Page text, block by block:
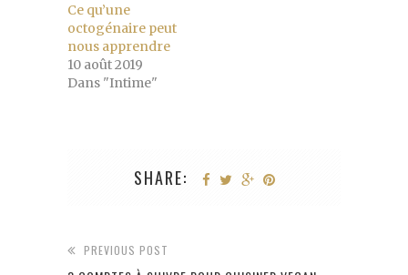
Ce qu’une
octogénaire peut
nous apprendre
10 août 2019
Dans "Intime"
SHARE:
PREVIOUS POST